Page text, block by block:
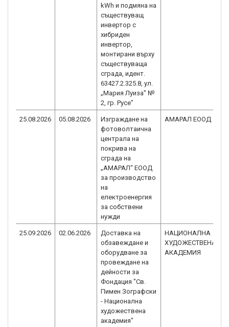
kWh и подмяна на
съществуващ
инвертор с
хибриден
инвертор,
монтирани върху
съществуваща
сграда, идент.
63427.2.325.8, ул.
„Мария Луиза" №
2, гр. Русе"
25.08.2026 05.08.2026
Изграждане на
фотоволтаична
централа на
покрива на
сграда на
„АМАРАЛ“ ЕООД
за производство
на
електроенергия
за собствени
нужди
АМАРАЛ ЕООД
25.09.2026 02.06.2026
Доставка на
обзавеждане и
оборудване за
провеждане на
дейности за
Фондация "Св.
Пимен Зографски
- Национална
художествена
академия"
НАЦИОНАЛНА
ХУДОЖЕСТВЕНА
АКАДЕМИЯ